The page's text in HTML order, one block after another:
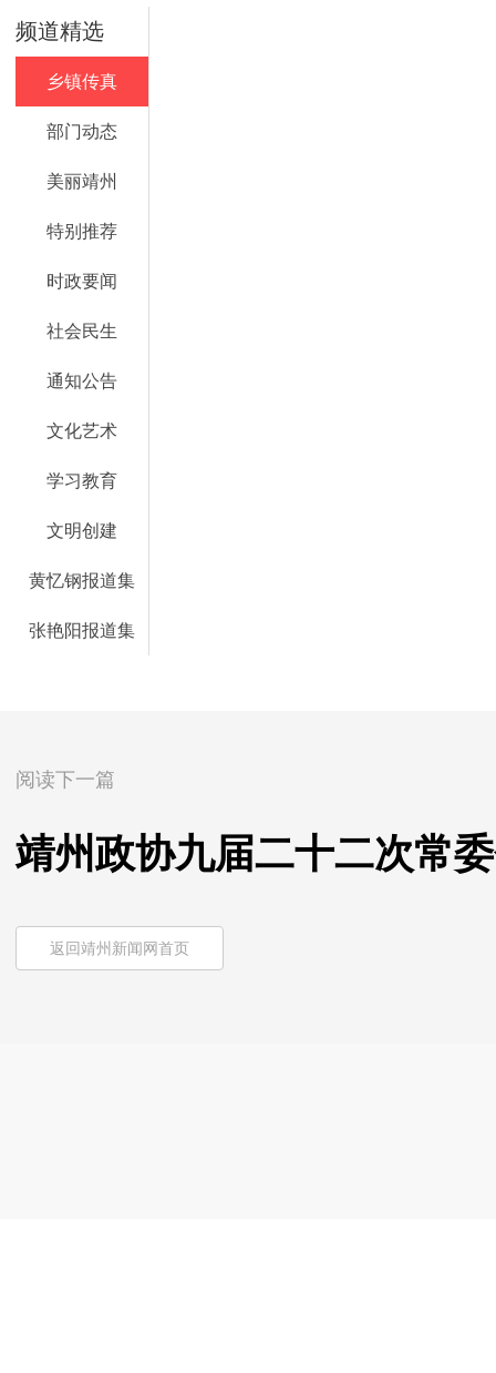
频道精选
乡镇传真
部门动态
美丽靖州
特别推荐
时政要闻
社会民生
通知公告
文化艺术
学习教育
文明创建
黄忆钢报道集
张艳阳报道集
阅读下一篇
靖州政协九届二十二次常
返回靖州新闻网首页